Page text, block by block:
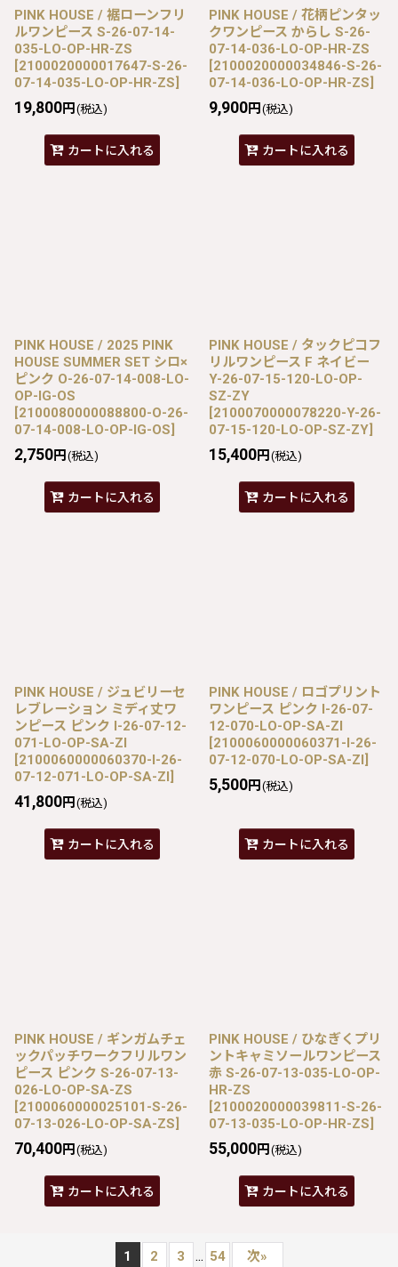
PINK HOUSE / 裾ローンフリ
ルワンピース S-26-07-14-
035-LO-OP-HR-ZS
[2100020000017647-S-26-
07-14-035-LO-OP-HR-ZS]
19,800円 (税込)
カートに入れる
PINK HOUSE / 花柄ピンタッ
クワンピース からし S-26-
07-14-036-LO-OP-HR-ZS
[2100020000034846-S-26-
07-14-036-LO-OP-HR-ZS]
9,900円 (税込)
カートに入れる
PINK HOUSE / 2025 PINK
HOUSE SUMMER SET シロ×
ピンク O-26-07-14-008-LO-
OP-IG-OS
[2100080000088800-O-26-
07-14-008-LO-OP-IG-OS]
2,750円 (税込)
カートに入れる
PINK HOUSE / タックピコフ
リルワンピース F ネイビー
Y-26-07-15-120-LO-OP-
SZ-ZY
[2100070000078220-Y-26-
07-15-120-LO-OP-SZ-ZY]
15,400円 (税込)
カートに入れる
PINK HOUSE / ジュビリーセ
レブレーション ミディ丈ワ
ンピース ピンク I-26-07-12-
071-LO-OP-SA-ZI
[2100060000060370-I-26-
07-12-071-LO-OP-SA-ZI]
41,800円 (税込)
カートに入れる
PINK HOUSE / ロゴプリント
ワンピース ピンク I-26-07-
12-070-LO-OP-SA-ZI
[2100060000060371-I-26-
07-12-070-LO-OP-SA-ZI]
5,500円 (税込)
カートに入れる
PINK HOUSE / ギンガムチェ
ックパッチワークフリルワン
ピース ピンク S-26-07-13-
026-LO-OP-SA-ZS
[2100060000025101-S-26-
07-13-026-LO-OP-SA-ZS]
70,400円 (税込)
カートに入れる
PINK HOUSE / ひなぎくプリ
ントキャミソールワンピース
赤 S-26-07-13-035-LO-OP-
HR-ZS
[2100020000039811-S-26-
07-13-035-LO-OP-HR-ZS]
55,000円 (税込)
カートに入れる
1 2 3 ... 54 次»